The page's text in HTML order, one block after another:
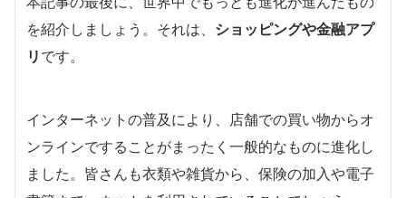
を紹介しましょう。それは、 ショッピングや金融アプ
リ です。
インターネットの普及により、店舗での買い物からオ
ンラインですることがまったく一般的なものに進化し
ました。皆さんも衣類や雑貨から、保険の加入や電子